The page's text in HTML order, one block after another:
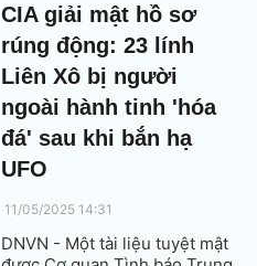
CIA giải mật hồ sơ
rúng động: 23 lính
Liên Xô bị người
ngoài hành tinh 'hóa
đá' sau khi bắn hạ
UFO
11/05/2025 14:31
DNVN - Một tài liệu tuyệt mật